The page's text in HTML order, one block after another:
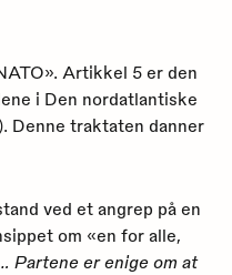
Artikkel 5 er den
i Den nordatlantiske
Denne traktaten danner
ved et angrep på en
om «en for alle,
Partene er enige om at